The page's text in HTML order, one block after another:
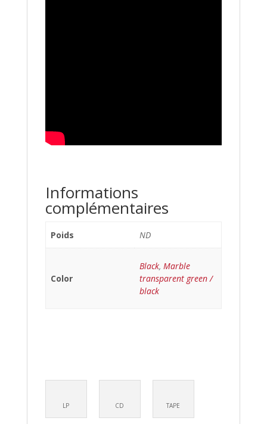
Informations
complémentaires
Poids ND
Color
Black, Marble
transparent green /
black
LP CD TAPE